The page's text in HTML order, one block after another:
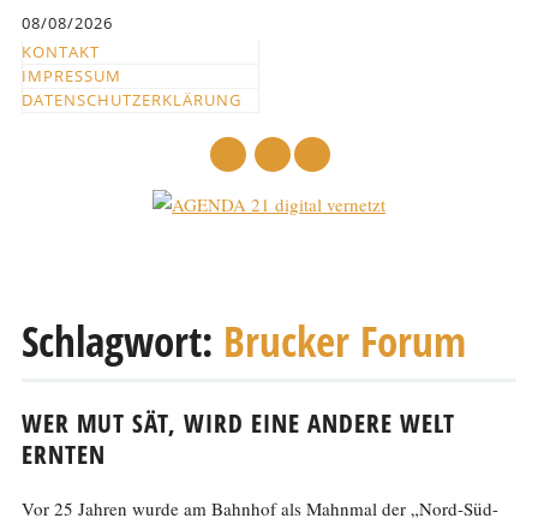
springen
08/08/2026
KONTAKT
IMPRESSUM
DATENSCHUTZERKLÄRUNG
zum
Schlagwort: Brucker Forum
WER MUT SÄT, WIRD EINE ANDERE WELT
ERNTEN
Vor 25 Jahren wurde am Bahnhof als Mahnmal der „Nord-Süd-